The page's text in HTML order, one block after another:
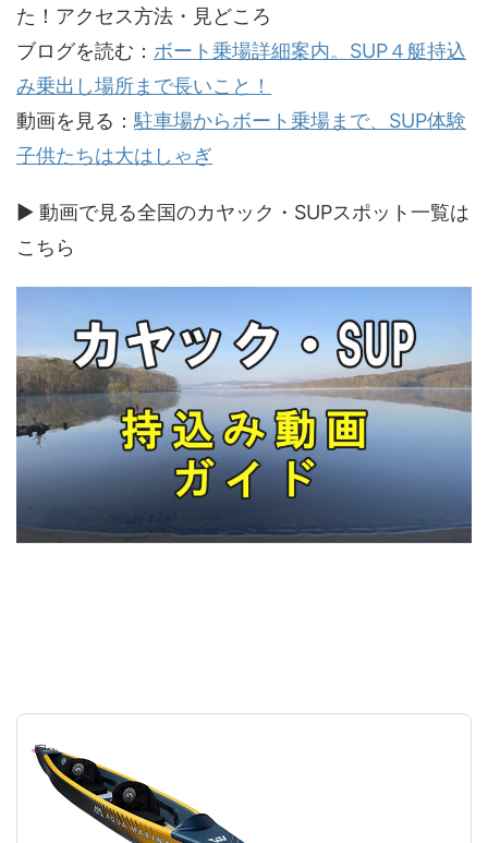
た！アクセス方法・見どころ
ブログを読む： ボート乗場詳細案内。SUP４艇持込
み乗出し場所まで長いこと！
動画を見る：駐車場からボート乗場まで、SUP体験
子供たちは大はしゃぎ
▶ 動画で見る全国のカヤック・SUPスポット一覧は
こちら